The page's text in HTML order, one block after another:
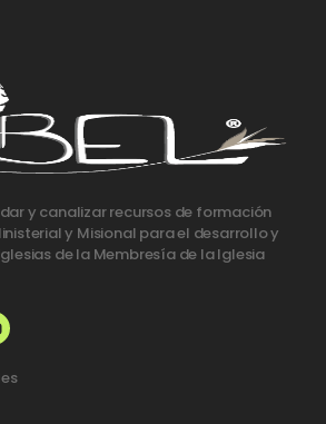
y canalizar recursos de formación
y Misional para el desarrollo y
de la Membresía de la Iglesia